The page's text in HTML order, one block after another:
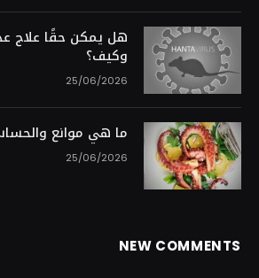
هل يمكن حقًا علاج
وكيف؟
25/06/2026
ما هي موانع
25/06/2026
NEW COMMENTS